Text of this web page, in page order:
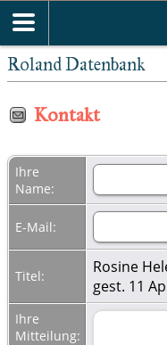
Roland Datenbank
Kontakt
Ihre
Name:
E-Mail:
Titel:
Rosine
gest. 11
Ihre
Mitteilung: